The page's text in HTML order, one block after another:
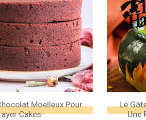
Moelleux Pour
Cakes
Le
Une